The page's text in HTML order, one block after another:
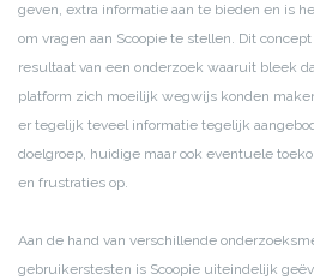
geven, extra informatie aan te bieden en is
om vragen aan Scoopie te stellen. Dit
resultaat van een onderzoek waaruit bleek
platform zich moeilijk wegwijs konden
er tegelijk teveel informatie tegelijk
doelgroep, huidige maar ook eventuele
en frustraties op.
Aan de hand van verschillende
gebruikerstesten is Scoopie uiteindelijk